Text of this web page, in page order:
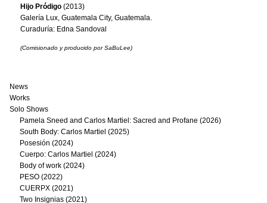
Hijo Pródigo (2013)
Galería Lux, Guatemala City, Guatemala.
Curaduría: Edna Sandoval
(Comisionado y producido por SaBuLee)
News
Works
Solo Shows
Pamela Sneed and Carlos Martiel: Sacred and Profane (2026)
South Body: Carlos Martiel (2025)
Posesión (2024)
Cuerpo: Carlos Martiel (2024)
Body of work (2024)
PESO (2022)
CUERPX (2021)
Two Insignias (2021)